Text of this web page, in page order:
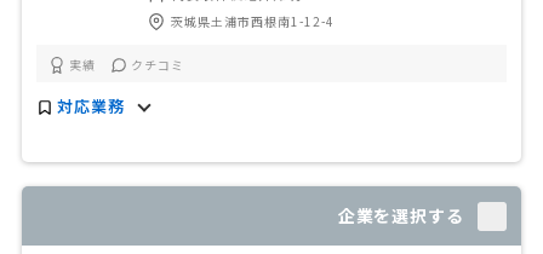
茨城県土浦市西根南1-12-4
実績 クチコミ
対応業務
企業を選択する